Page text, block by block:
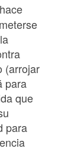
(arrojar
para
que
para